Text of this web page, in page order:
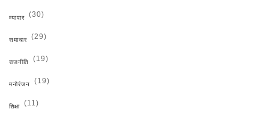
व्यापार (30)
समाचार (29)
राजनीति (19)
मनोरंजन (19)
शिक्षा (11)